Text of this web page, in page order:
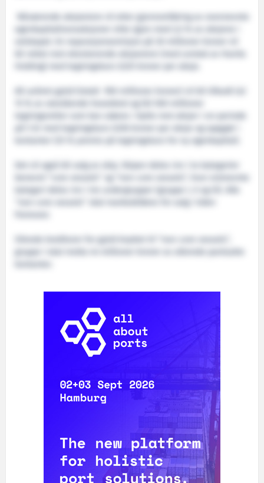
Nåværende aksjeeiere vil etter gjennomføring av ovennevnte
egenkapitaltransaksjoner sitte igjen med 2,5 % av aksjene i
Holding) med tegningskurs 0,125 kroner per aksje.
All usikret gjeld (totalt 950 millioner kroner) vil bli tilbudt (a)
tegningsretter som kan utøves i bytte mot aksjer i en periode
på 5 år med tegningskurs 0,156 kroner per aksje og oppgjør i
kontanter (25 % premie på tegningskurs for ny egenkapital).
Det vil også bli salg av skip. Skipen deles inn i to kategorier
kategori deles inn i tre undergrupper (gruppe I, II og III). Alle
Sikrede kreditorer for gjeld knyttet til “non-core vessels”,
gruppe I skal motta 44 millioner kroner av allerede pantsatte